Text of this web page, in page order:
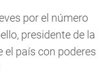
por el número
presidente de la
el país con poderes